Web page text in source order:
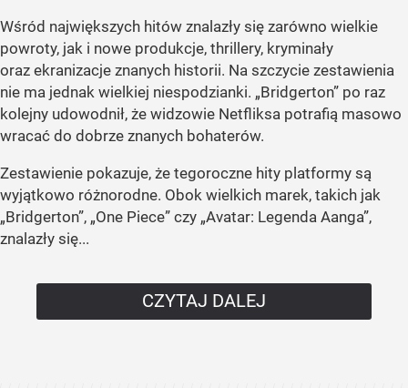
Wśród największych hitów znalazły się zarówno wielkie
powroty, jak i nowe produkcje, thrillery, kryminały
oraz ekranizacje znanych historii. Na szczycie zestawienia
nie ma jednak wielkiej niespodzianki. „Bridgerton” po raz
kolejny udowodnił, że widzowie Netfliksa potrafią masowo
wracać do dobrze znanych bohaterów.
Zestawienie pokazuje, że tegoroczne hity platformy są
wyjątkowo różnorodne. Obok wielkich marek, takich jak
„Bridgerton”, „One Piece” czy „Avatar: Legenda Aanga”,
znalazły się...
CZYTAJ DALEJ